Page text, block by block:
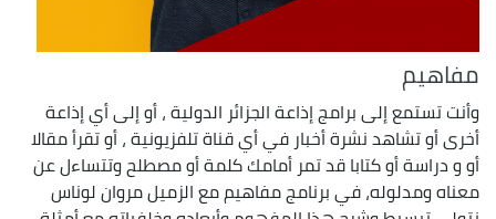
مفاهيم
وأنت تستمع إلى برامج إذاعة الجزائر الدولية ، أو إلى أي إذاعة
أخرى أو تشاهد نشرة أخبار في أي قناة تلفزيونية ، أو تقرأ مقالا
أو و دراسة أو كتابا قد تمر أمامك كلمة أو مصطلح وتتساءل عن
معناه ومدلوله، في برنامج مفاهيم مع الزميل مروان لوناس